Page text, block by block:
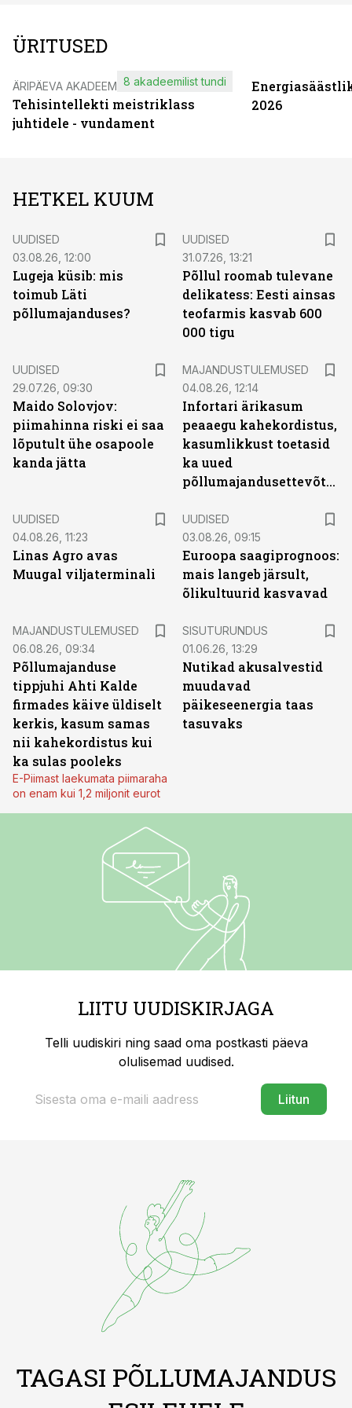
ÜRITUSED
ÄRIPÄEVA AKADEEMIA
Tehisintellekti meistriklass
juhtidele - vundament
8 akadeemilist tundi
2026
HETKEL KUUM
UUDISED
03.08.26, 12:00
Lugeja küsib: mis
toimub Läti
põllumajanduses?
UUDISED
31.07.26, 13:21
Põllul roomab tulevane
delikatess: Eesti ainsas
teofarmis kasvab 600
000 tigu
UUDISED
29.07.26, 09:30
Maido Solovjov:
piimahinna riski ei saa
lõputult ühe osapoole
kanda jätta
MAJANDUSTULEMUSED
04.08.26, 12:14
Infortari ärikasum
peaaegu kahekordistus,
kasumlikkust toetasid
ka uued
põllumajandusettevõtted
UUDISED
04.08.26, 11:23
Linas Agro avas
Muugal viljaterminali
UUDISED
03.08.26, 09:15
Euroopa saagiprognoos:
mais langeb järsult,
õlikultuurid kasvavad
MAJANDUSTULEMUSED
06.08.26, 09:34
Põllumajanduse
tippjuhi Ahti Kalde
firmades käive üldiselt
kerkis, kasum samas
nii kahekordistus kui
ka sulas pooleks
E-Piimast laekumata piimaraha
on enam kui 1,2 miljonit eurot
SISUTURUNDUS
01.06.26, 13:29
Nutikad akusalvestid
muudavad
päikeseenergia taas
tasuvaks
LIITU UUDISKIRJAGA
Telli uudiskiri ning saad oma postkasti päeva
olulisemad uudised.
Liitun
TAGASI PÕLLUMAJANDUS